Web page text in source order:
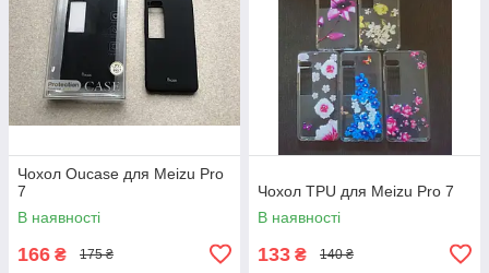
Чохол Oucase для Meizu Pro
7
В наявності
166 ₴ 175 ₴
Чохол TPU для Meizu Pro 7
В наявності
133 ₴ 140 ₴